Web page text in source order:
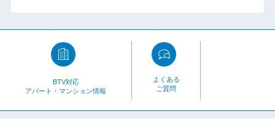
BTV対応
アパート・マンション情報
よくある
ご質問